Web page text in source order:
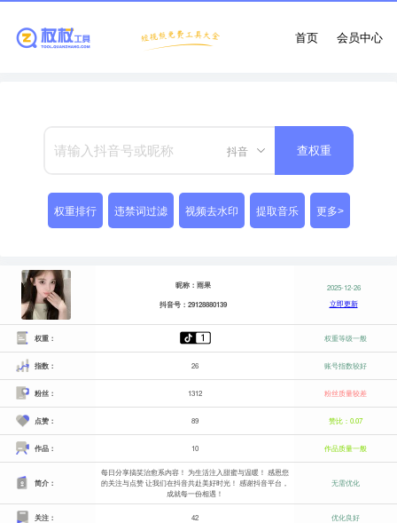
会员中心
首页
抖音 查权重
权重排行 违禁词过滤 视频去水印 提取音乐 更多>
昵称：雨果
抖音号：29128880139
2025-12-26
立即更新
权重： 权重等级一般
指数： 26 账号指数较好
粉丝： 1312 粉丝质量较差
点赞： 89 赞比：0.07
作品： 10 作品质量一般
简介：
每日分享搞笑治愈系内容！ 为生活注入甜蜜与温暖！ 感恩您
的关注与点赞 让我们在抖音共赴美好时光！ 感谢抖音平台，
成就每一份相遇！
无需优化
关注： 42 优化良好